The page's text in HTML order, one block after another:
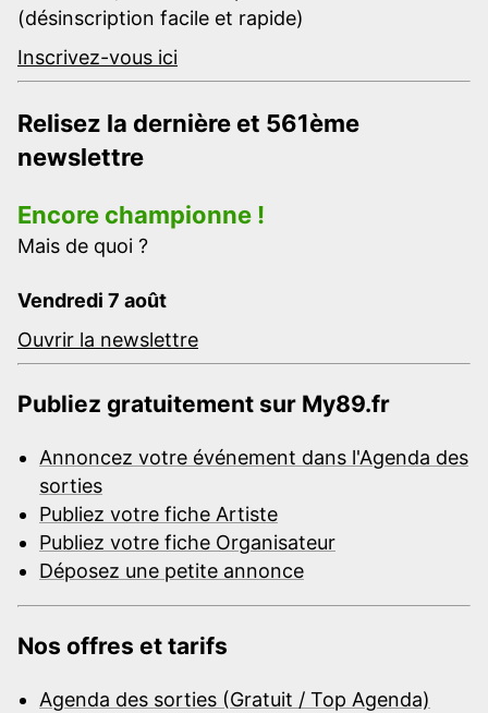
(désinscription facile et rapide)
Inscrivez-vous ici
Relisez la dernière et 561ème
newslettre
Encore championne !
Mais de quoi ?
Vendredi 7 août
Ouvrir la newslettre
Publiez gratuitement sur My89.fr
Annoncez votre événement dans l'Agenda des
sorties
Publiez votre fiche Artiste
Publiez votre fiche Organisateur
Déposez une petite annonce
Nos offres et tarifs
Agenda des sorties (Gratuit / Top Agenda)